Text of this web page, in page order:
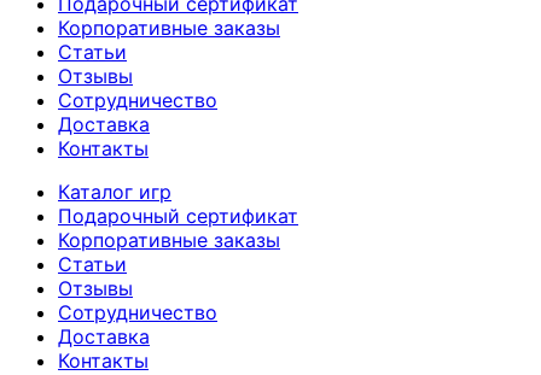
Корпоративные заказы
Статьи
Отзывы
Сотрудничество
Доставка
Контакты
Каталог игр
Подарочный сертификат
Корпоративные заказы
Статьи
Отзывы
Сотрудничество
Доставка
Контакты